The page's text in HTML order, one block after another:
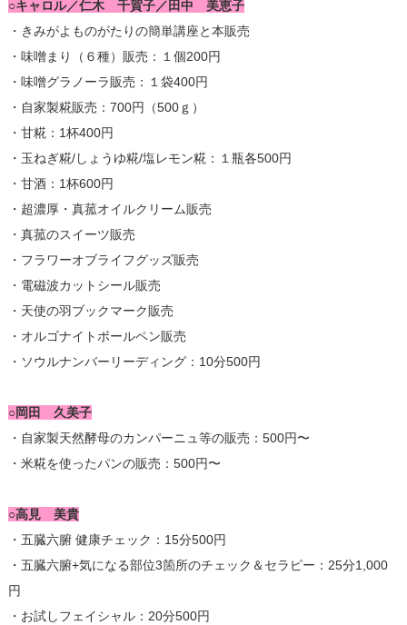
○キャロル／仁木 千賀子／田中 美恵子
・きみがよものがたりの簡単講座と本販売
・味噌まり（６種）販売：１個200円
・味噌グラノーラ販売：１袋400円
・自家製糀販売：700円（500ｇ）
・甘糀：1杯400円
・玉ねぎ糀/しょうゆ糀/塩レモン糀：１瓶各500円
・甘酒：1杯600円
・超濃厚・真菰オイルクリーム販売
・真菰のスイーツ販売
・フラワーオブライフグッズ販売
・電磁波カットシール販売
・天使の羽ブックマーク販売
・オルゴナイトボールペン販売
・ソウルナンバーリーディング：10分500円
○岡田 久美子
・自家製天然酵母のカンパーニュ等の販売：500円〜
・米糀を使ったパンの販売：500円〜
○高見 美貴
・五臓六腑 健康チェック：15分500円
・五臓六腑+気になる部位3箇所のチェック＆セラピー：25分1,000
円
・お試しフェイシャル：20分500円